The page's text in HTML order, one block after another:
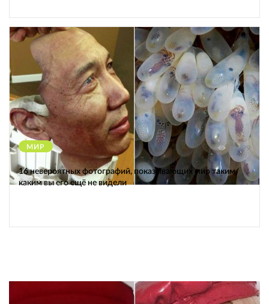
МИР 12399
16 невероятных фотографий, показывающих мир таким,
каким вы его ещё не видели